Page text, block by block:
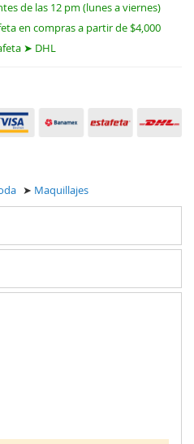
de las 12 pm (lunes a viernes)
en compras a partir de $4,000
➤ DHL
➤ Maquillajes